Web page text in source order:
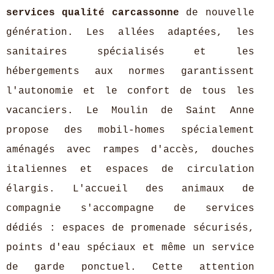
services qualité carcassonne de nouvelle
génération. Les allées adaptées, les
sanitaires spécialisés et les
hébergements aux normes garantissent
l'autonomie et le confort de tous les
vacanciers. Le Moulin de Saint Anne
propose des mobil-homes spécialement
aménagés avec rampes d'accès, douches
italiennes et espaces de circulation
élargis. L'accueil des animaux de
compagnie s'accompagne de services
dédiés : espaces de promenade sécurisés,
points d'eau spéciaux et même un service
de garde ponctuel. Cette attention